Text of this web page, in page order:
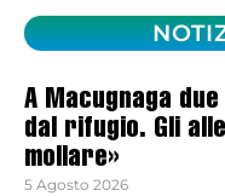
A Macugnaga
dal rifugio. Gli
mollare»
5 Agosto 2026